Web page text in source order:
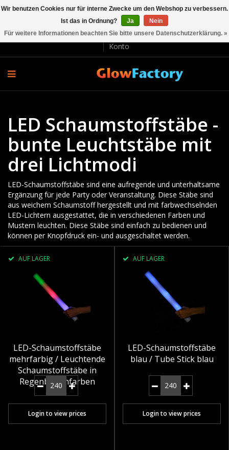
Lieferung und Rücksendung
Bezahlung
Kundenservice
Konto
LED Schaumstoffstäbe -
bunte Leuchtstäbe mit
drei Lichtmodi
LED-Schaumstoffstäbe sind eine aufregende und unterhaltsame
Ergänzung für jede Party oder Veranstaltung. Diese Stäbe sind
aus weichem Schaumstoff hergestellt und mit farbwechselnden
LED-Lichtern ausgestattet, die in verschiedenen Farben und
Mustern leuchten. Diese Stäbe sind einfach zu bedienen und
können per Knopfdruck ein- und ausgeschaltet werden.
AUF LAGER
LED-Schaumstoffstäbe
mehrfarbig / Leuchtende
Schaumstoffstäbe in
Regenbogenfarben
Login to view prices
AUF LAGER
LED-Schaumstoffstäbe
blau / Tube Stick blau
Login to view prices
Wir benutzen Cookies nur für interne Zwecke um den Webshop zu verbessern.
Ist das in Ordnung?
Ja
Nein
Für weitere Informationen beachten Sie bitte unsere Datenschutzerklärung. »